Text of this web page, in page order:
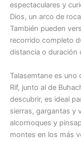
espectaculares y
Dios, un arco de
También pueden
recorrido completo
distancia o duración
Talasemtane es uno
Rif, junto al de
descubrir, es ideal
sierras, gargantas y
alcornoques y
montes en los más